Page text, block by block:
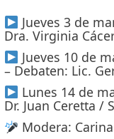
Jueves 3 de
Dra. Virginia
Jueves 10 de
– Debaten: Lic.
Lunes 14 de
Dr. Juan Ceretta /
Modera: